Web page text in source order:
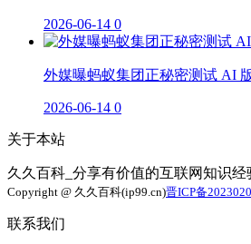
2026-06-14 0
外媒曝蚂蚁集团正秘密测试 AI
2026-06-14 0
关于本站
久久百科_分享有价值的互联网知识经
Copyright @ 久久百科(ip99.cn)晋ICP备
联系我们